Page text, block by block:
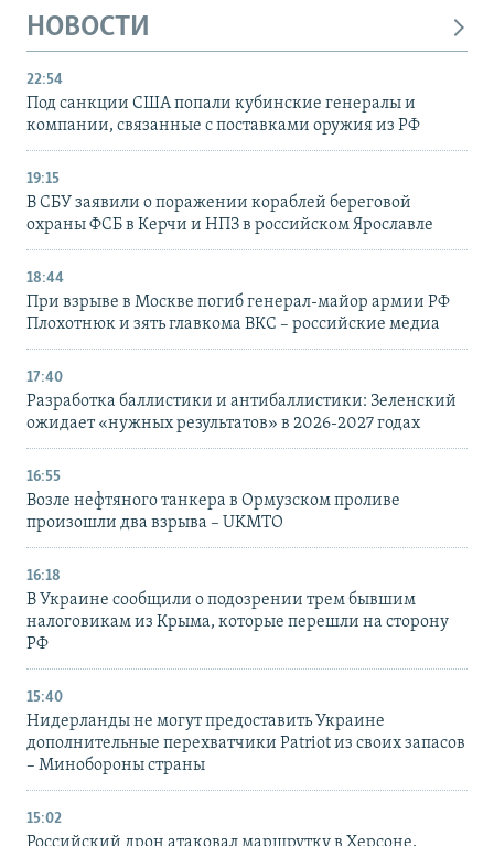
НОВОСТИ
22:54
Под санкции США попали кубинские генералы и
компании, связанные с поставками оружия из РФ
19:15
В СБУ заявили о поражении кораблей береговой
охраны ФСБ в Керчи и НПЗ в российском Ярославле
18:44
При взрыве в Москве погиб генерал-майор армии РФ
Плохотнюк и зять главкома ВКС – российские медиа
17:40
Разработка баллистики и антибаллистики: Зеленский
ожидает «нужных результатов» в 2026-2027 годах
16:55
Возле нефтяного танкера в Ормузском проливе
произошли два взрыва – UKMTO
16:18
В Украине сообщили о подозрении трем бывшим
налоговикам из Крыма, которые перешли на сторону
РФ
15:40
Нидерланды не могут предоставить Украине
дополнительные перехватчики Patriot из своих запасов
– Минобороны страны
15:02